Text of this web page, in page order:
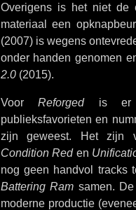
Overigens is het niet de
materiaal een
(2007) is wegens
onder handen genomen
2.0(2015).
VoorReforgedis er
publieksfavorieten en
zijn geweest. Het zijn
Condition Reden
nog geen handvol tracks
Battering Ram samen.
moderne productie